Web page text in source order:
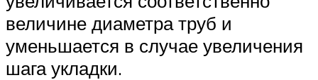
величине диаметра труб и
уменьшается в случае увеличения
шага укладки.